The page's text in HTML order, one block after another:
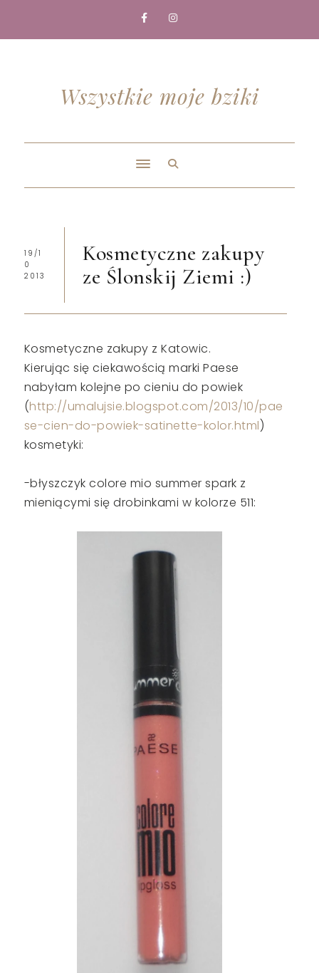
Wszystkie moje bziki
19/1
0
2013
Kosmetyczne zakupy
ze Ślonskij Ziemi :)
Kosmetyczne zakupy z Katowic.
Kierując się ciekawością marki Paese
nabyłam kolejne po cieniu do powiek
(http://umalujsie.blogspot.com/2013/10/pae
se-cien-do-powiek-satinette-kolor.html)
kosmetyki:
-błyszczyk colore mio summer spark z
mieniącymi się drobinkami w kolorze 511: